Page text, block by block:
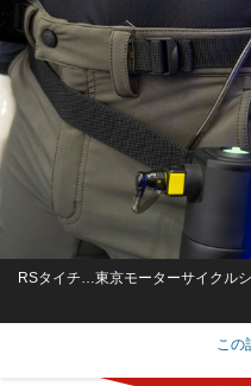
RSタイチ…東京モーターサイクル
この